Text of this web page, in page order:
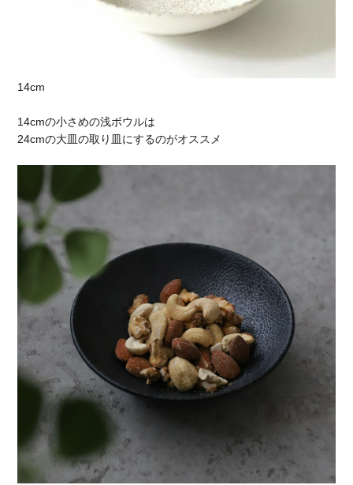
14cm
14cmの小さめの浅ボウルは
24cmの大皿の取り皿にするのがオススメ